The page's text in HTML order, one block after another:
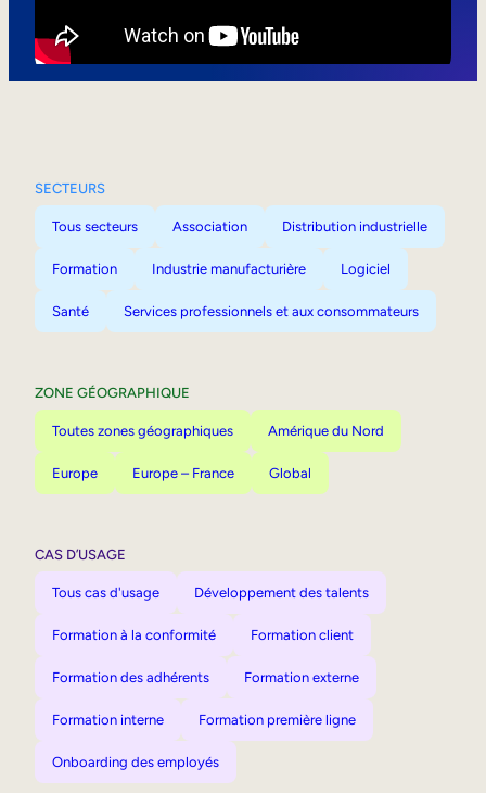
SECTEURS
Tous secteurs Association Distribution industrielle
Formation Industrie manufacturière Logiciel
Santé Services professionnels et aux consommateurs
ZONE GÉOGRAPHIQUE
Toutes zones géographiques Amérique du Nord
Europe Europe – France Global
CAS D’USAGE
Tous cas d'usage Développement des talents
Formation à la conformité Formation client
Formation des adhérents Formation externe
Formation interne Formation première ligne
Onboarding des employés